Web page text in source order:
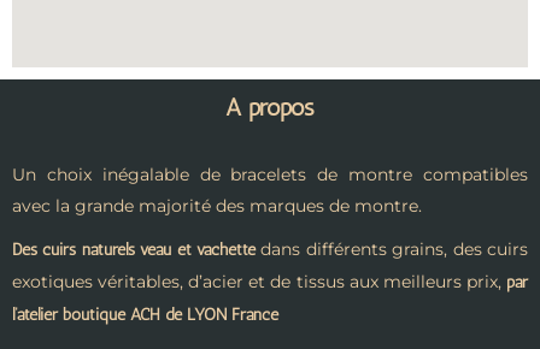
A propos
Un choix inégalable de bracelets de montre compatibles
avec la grande majorité des marques de montre.
Des cuirs naturels veau et vachettedans différents grains, des cuirs
exotiques véritables, d’acier et de tissus aux meilleurs prix, par
l’atelier boutique ACH de LYON France